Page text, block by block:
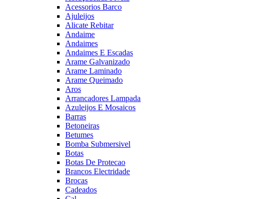
Acessorios Barco
Ajuleijos
Alicate Rebitar
Andaime
Andaimes
Andaimes E Escadas
Arame Galvanizado
Arame Laminado
Arame Queimado
Aros
Arrancadores Lampada
Azuleijos E Mosaicos
Barras
Betoneiras
Betumes
Bomba Submersivel
Botas
Botas De Protecao
Brancos Electridade
Brocas
Cadeados